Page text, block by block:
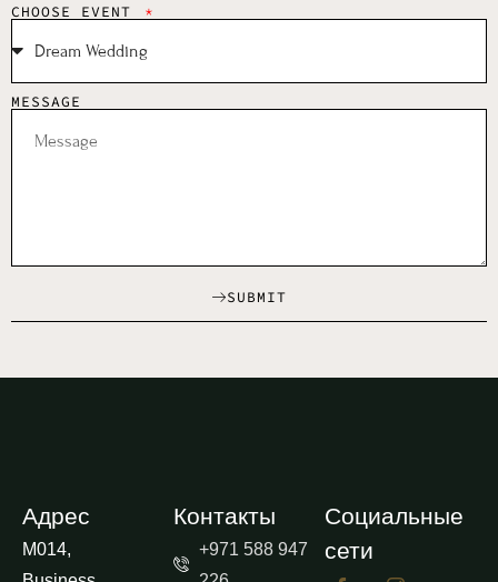
CHOOSE EVENT
MESSAGE
SUBMIT
Адрес
M014,
Контакты
+971 588 947
Социальные
сети